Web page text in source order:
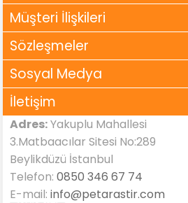
Müşteri İlişkileri
Sözleşmeler
Sosyal Medya
İletişim
Adres:Yakuplu Mahallesi
3.Matbaacılar Sitesi No:289
Beylikdüzü İstanbul
Telefon:0850 346 67 74
E-mail:info@petarastir.com